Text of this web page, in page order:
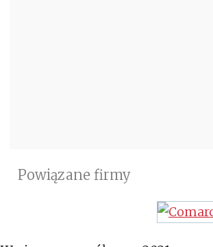
Powiązane firmy